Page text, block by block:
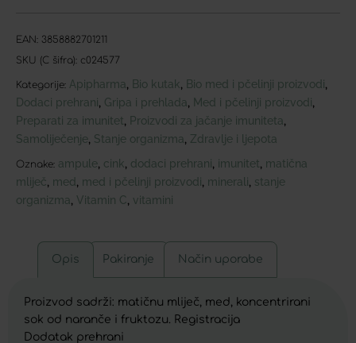
EAN: 3858882701211
SKU (C šifra): c024577
Kategorije: Apipharma Bio kutak Bio med i pčelinji proizvodi
Dodaci prehrani Gripa i prehlada Med i pčelinji proizvodi
Preparati za imunitet Proizvodi za jačanje imuniteta
Samoliječenje Stanje organizma Zdravlje i ljepota
Oznake: ampule cink dodaci prehrani imunitet matična
mliječ med med i pčelinji proizvodi minerali stanje
organizma Vitamin C vitamini
Opis Pakiranje Način uporabe
Proizvod sadrži: matičnu mliječ, med, koncentrirani
sok od naranče i fruktozu. Registracija
Dodatak prehrani